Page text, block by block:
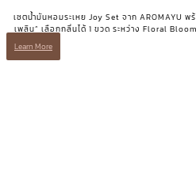
เซตน้ำมันหอมระเหย Joy Set จาก AROMAYU
เพลิน” เลือกกลิ่นได้ 1 ขวด ระหว่าง Floral
Learn More